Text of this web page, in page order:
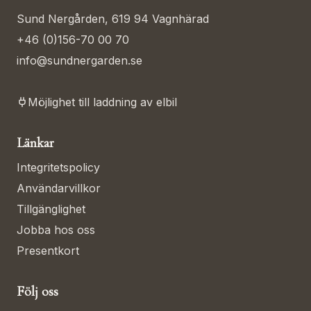
Sund Nergården, 619 94 Vagnhärad
+46 (0)156-70 00 70
info@sundnergarden.se
Möjlighet till laddning av elbil
Länkar
Integritetspolicy
Användarvillkor
Tillgänglighet
Jobba hos oss
Presentkort
Följ oss